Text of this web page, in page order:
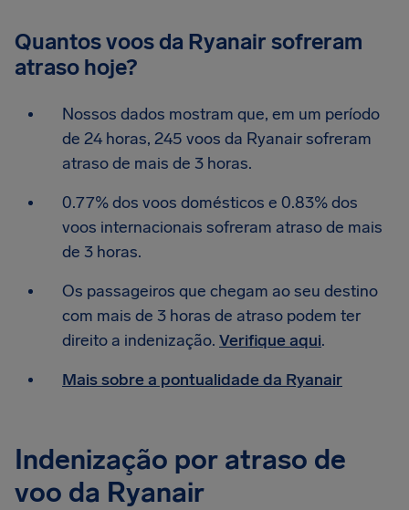
Quantos voos da Ryanair sofreram
atraso hoje?
Nossos dados mostram que, em um período
de 24 horas, 245 voos da Ryanair sofreram
atraso de mais de 3 horas.
0.77% dos voos domésticos e 0.83% dos
voos internacionais sofreram atraso de mais
de 3 horas.
Os passageiros que chegam ao seu destino
com mais de 3 horas de atraso podem ter
direito a indenização. Verifique aqui.
Mais sobre a pontualidade da Ryanair
Indenização por atraso de
voo da Ryanair